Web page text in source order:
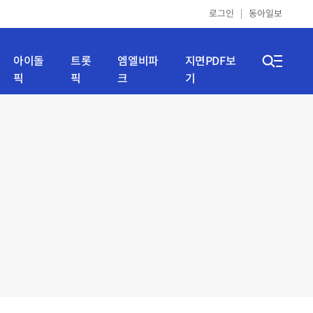
로그인 동아일보
아이돌
픽
트롯
픽
엠엘비파
크
지면PDF보
기